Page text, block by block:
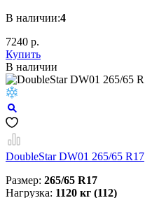
В наличии:4
7240 р.
Купить
В наличии
DoubleStar DW01 265/65 R17
Размер: 265/65 R17
Нагрузка: 1120 кг (112)